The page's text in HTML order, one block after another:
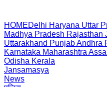
HOMEDelhi Haryana Uttar
Madhya Pradesh Rajasthan
Uttarakhand PunjabAndhra
Karnataka Maharashtra
Odisha Kerala
Jansamasya
News